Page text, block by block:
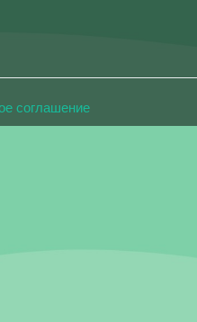
соглашение